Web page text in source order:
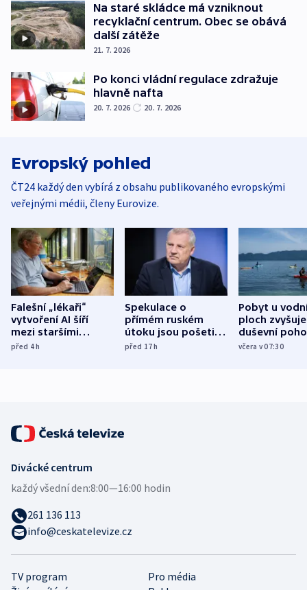
Na staré skládce má vzniknout
recyklační centrum. Obec se obává
další zátěže
21. 7. 2026
Po konci vládní regulace zdražuje
hlavně nafta
20. 7. 2026 20. 7. 2026
Evropský pohled
ČT24 každý den vybírá z obsahu publikovaného evropskými
veřejnými médii, členy Eurovize.
Falešní „lékaři“
vytvoření AI šíří
mezi staršími
Poláky nebezpečné
před 4h
Spekulace o
přímém ruském
útoku jsou pošetilé,
míní estonský
před 17h
Pobyt u
ploch zvyšuje
duševní
ukázala
včera v 07:30
TV program
Pro média
Divácké centrum
každý všední den:8:00—16:00 hodin
261 136 113
info@ceskatelevize.cz